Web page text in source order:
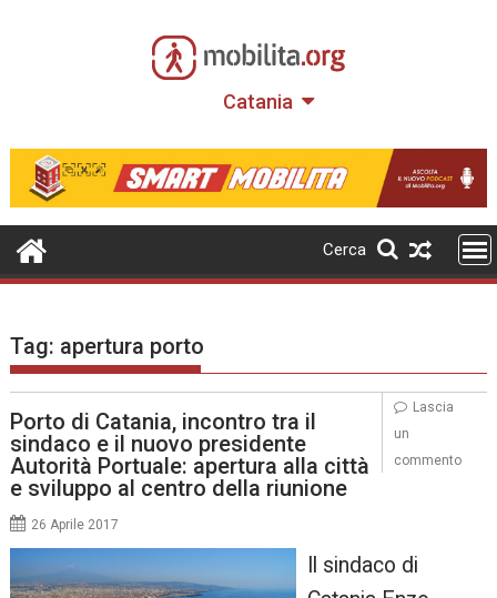
Catania
Cerca
Tag: apertura porto
Porto di Catania, incontro tra il
sindaco e il nuovo presidente
Autorità Portuale: apertura alla città
e sviluppo al centro della riunione
26 Aprile 2017
Il sindaco di
Lascia
un
commento